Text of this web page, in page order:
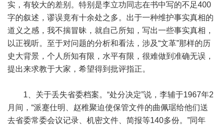
实，有较大的差别。特别是李立功同志在书中写的不足400
字的叙述，谬误竟有十余处之多。出于一种维护事实真相的
道义之感，我不揣冒昧，就自己所知，写出一些事实真相，
以正视听。至于对问题的分析和看法，涉及“文革”那样的历
史大背景，个人所知有限，水平有限，很难做到准确无误，
提出来求教于大家，希望得到批评指正。
1、关于丢失省委档案。“处分决定”说，李辅于1967年2
月间，“派蹇仕明、赵稚聚迫使保管文件的曲佩琚给他们送
去省委常委会议记录、机密文件、简报等140多份。”同年